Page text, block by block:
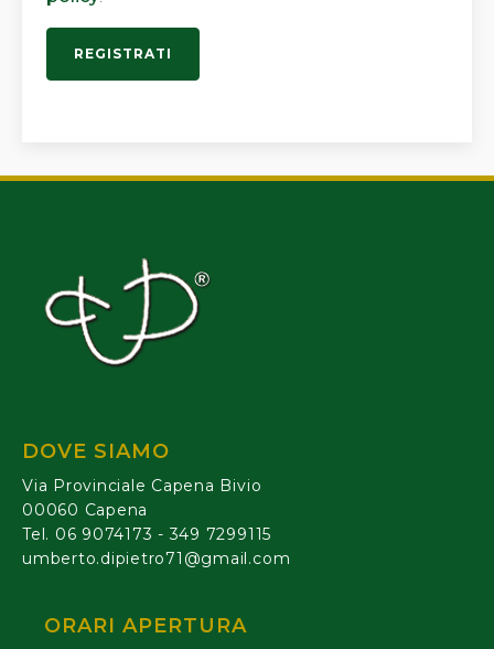
REGISTRATI
DOVE SIAMO
Via Provinciale Capena Bivio
00060 Capena
Tel. 06 9074173 - 349 7299115
umberto.dipietro71@gmail.com
ORARI APERTURA